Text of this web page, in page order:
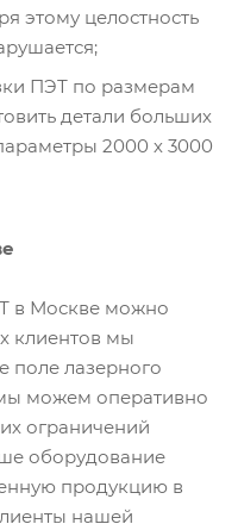
этому целостность
ПЭТ по размерам
детали больших
2000 х 3000
в Москве можно
клиентов мы
поле лазерного
можем оперативно
ограничений
оборудование
продукцию в
нашей